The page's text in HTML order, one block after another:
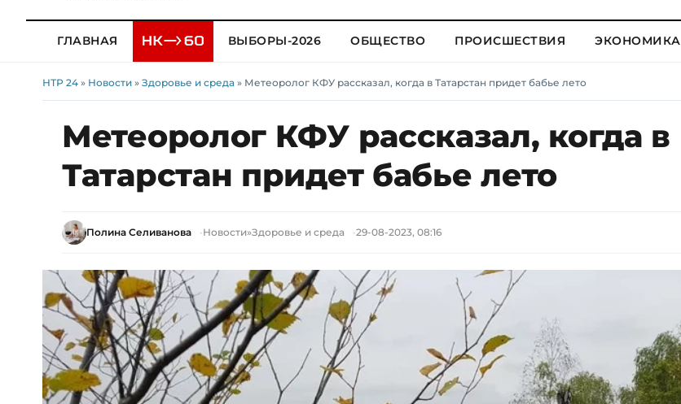
ГЛАВНАЯ ВЫБОРЫ-2026 ОБЩЕСТВО ПРОИСШЕСТВИЯ ЭКОНОМИКА
НТР 24 » Новости » Здоровье и среда » Метеоролог КФУ рассказал, когда в Татарстан придет бабье лето
Метеоролог КФУ рассказал, когда в
Татарстан придет бабье лето
Полина Селиванова Новости»Здоровье и среда 29-08-2023, 08:16